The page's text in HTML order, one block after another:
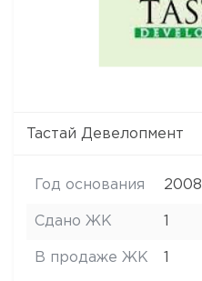
Тастай Девелопмент
Год основания 2008
Сдано ЖК
В продаже ЖК